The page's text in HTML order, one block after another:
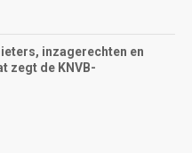
inzagerechten en
zegt de KNVB-